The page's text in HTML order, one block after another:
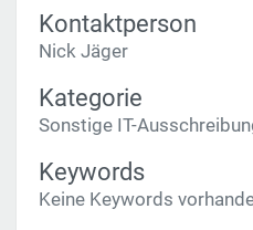
Kontaktperson
Nick Jäger
Kategorie
Sonstige IT-
Keywords
Keine Keywords